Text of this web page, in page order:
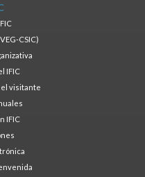
CSIC)
IFIC
el visitante
IFIC